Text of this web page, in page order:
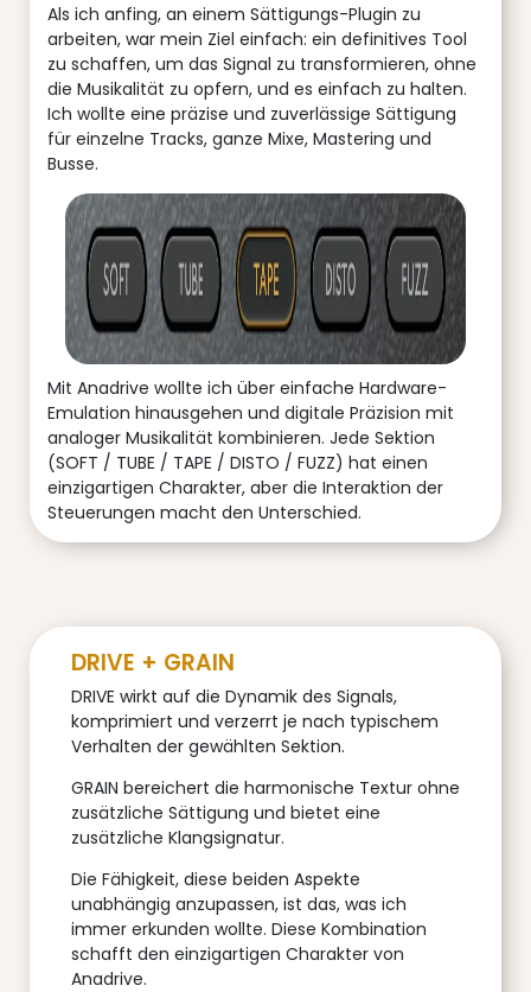
Als ich anfing, an einem Sättigungs-Plugin zu
arbeiten, war mein Ziel einfach: ein definitives Tool
zu schaffen, um das Signal zu transformieren, ohne
die Musikalität zu opfern, und es einfach zu halten.
Ich wollte eine präzise und zuverlässige Sättigung
für einzelne Tracks, ganze Mixe, Mastering und
Busse.
Mit Anadrive wollte ich über einfache Hardware-
Emulation hinausgehen und digitale Präzision mit
analoger Musikalität kombinieren. Jede Sektion
(SOFT / TUBE / TAPE / DISTO / FUZZ) hat einen
einzigartigen Charakter, aber die Interaktion der
Steuerungen macht den Unterschied.
DRIVE + GRAIN
DRIVE wirkt auf die Dynamik des Signals,
komprimiert und verzerrt je nach typischem
Verhalten der gewählten Sektion.
GRAIN bereichert die harmonische Textur ohne
zusätzliche Sättigung und bietet eine
zusätzliche Klangsignatur.
Die Fähigkeit, diese beiden Aspekte
unabhängig anzupassen, ist das, was ich
immer erkunden wollte. Diese Kombination
schafft den einzigartigen Charakter von
Anadrive.